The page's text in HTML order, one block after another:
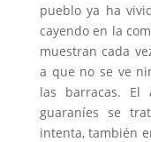
pueblo ya ha
cayendo en la
muestran cada
a que no se ve
las barracas. El
guaraníes se
intenta, también